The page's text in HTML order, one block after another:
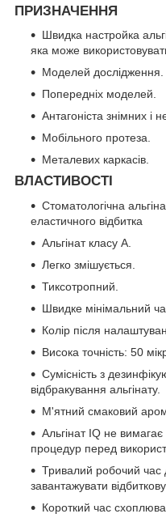
ПРИЗНАЧЕННЯ
Швидка настройка
яка може
Моделей дослідження.
Попередніх моделей.
Антагоніста знімних і
Мобільного протеза.
Металевих каркасів.
ВЛАСТИВОСТІ
Стоматологічна
еластичного відбитка
Альгінат класу А.
Легко змішується.
Тиксотропний.
Швидке мінімальний
Колір після
Висока точність: 50
Сумісність з
відбракування альгінату.
М'ятний смаковий
Альгінат IQ не
процедур перед
Тривалий робочий час
завантажувати
Короткий час